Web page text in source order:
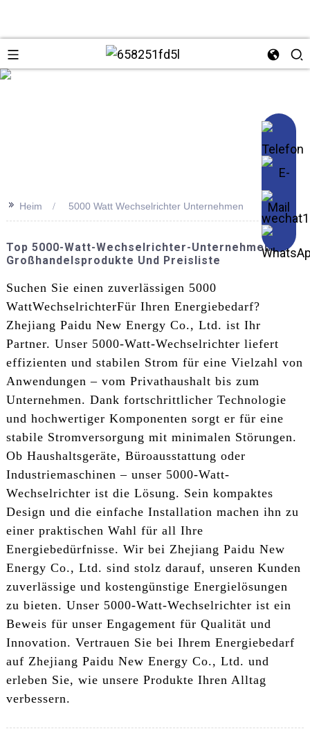
>> Heim 5000 Watt Wechselrichter Unternehmen
Top 5000-Watt-Wechselrichter-Unternehmen:
Großhandelsprodukte Und Preisliste
Suchen Sie einen zuverlässigen 5000
WattWechselrichterFür Ihren Energiebedarf?
Zhejiang Paidu New Energy Co., Ltd. ist Ihr
Partner. Unser 5000-Watt-Wechselrichter liefert
effizienten und stabilen Strom für eine Vielzahl von
Anwendungen – vom Privathaushalt bis zum
Unternehmen. Dank fortschrittlicher Technologie
und hochwertiger Komponenten sorgt er für eine
stabile Stromversorgung mit minimalen Störungen.
Ob Haushaltsgeräte, Büroausstattung oder
Industriemaschinen – unser 5000-Watt-
Wechselrichter ist die Lösung. Sein kompaktes
Design und die einfache Installation machen ihn zu
einer praktischen Wahl für all Ihre
Energiebedürfnisse. Wir bei Zhejiang Paidu New
Energy Co., Ltd. sind stolz darauf, unseren Kunden
zuverlässige und kostengünstige Energielösungen
zu bieten. Unser 5000-Watt-Wechselrichter ist ein
Beweis für unser Engagement für Qualität und
Innovation. Vertrauen Sie bei Ihrem Energiebedarf
auf Zhejiang Paidu New Energy Co., Ltd. und
erleben Sie, wie unsere Produkte Ihren Alltag
verbessern.